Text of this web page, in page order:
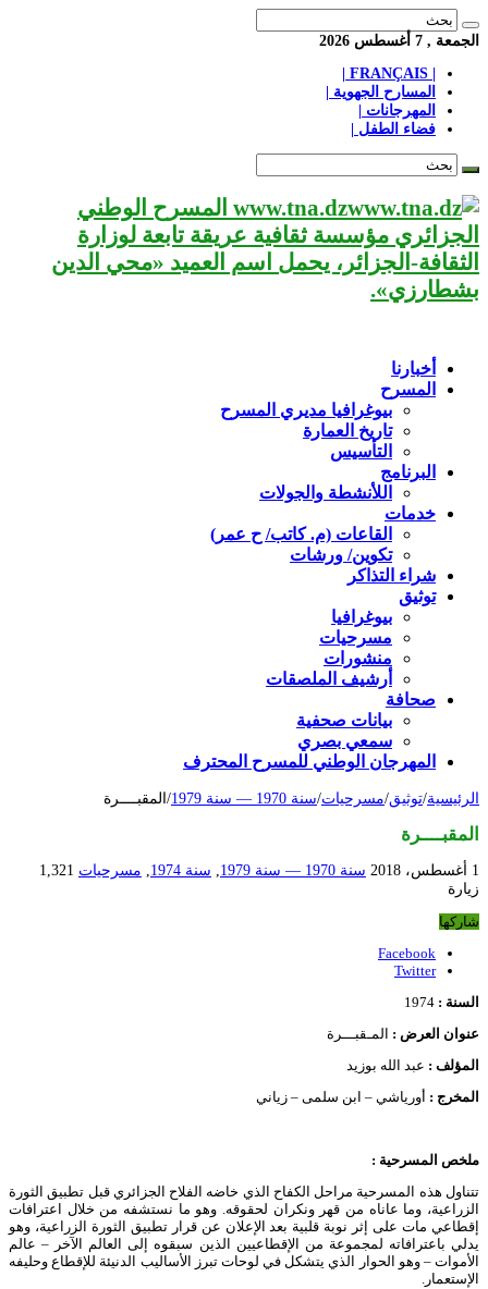
الجمعة , 7 أغسطس 2026
المسارح الجهوية |
المهرجانات |
فضاء الطفل |
www.tna.dz المسرح الوطني
الجزائري مؤسسة ثقافية عريقة تابعة لوزارة
الثقافة-الجزائر، يحمل اسم العميد «محي الدين
بشطارزي».
أخبارنا
المسرح
بيوغرافيا مديري المسرح
تاريخ العمارة
التأسيس
البرنامج
اللأنشطة والجولات
خدمات
القاعات (م. كاتب/ ح عمر)
تكوين/ ورشات
شراء التذاكر
توثيق
بيوغرافيا
مسرحيات
منشورات
أرشيف الملصقات
صحافة
بيانات صحفية
سمعي بصري
المهرجان الوطني للمسرح المحترف
الرئيسية/توثيق/مسرحيات/سنة 1970 — سنة 1979 / المقبــــرة
المقبــــرة
1 أغسطس، 2018 سنة 1970 — سنة 1979 , سنة 1974 , مسرحيات 1,321
زيارة
شاركها
Facebook
Twitter
السنة :
عنوان العرض : المـقبـــرة
المؤلف : عبد الله بوزيد
المخرج : أورياشي – ابن سلمى – زياني
ملخص المسرحية :
تتناول هذه المسرحية مراحل الكفاح الذي خاضه الفلاح الجزائري قبل تطبيق الثورة
الزراعية، وما عاناه من قهر ونكران لحقوقه. وهو ما نستشفه من خلال اعترافات
إقطاعي مات على إثر نوبة قلبية بعد الإعلان عن قرار تطبيق الثورة الزراعية، وهو
يدلي باعترافاته لمجموعة من الإقطاعيين الذين سبقوه إلى العالم الآخر – عالم
الأموات – وهو الحوار الذي يتشكل في لوحات تبرز الأساليب الدنيئة للإقطاع وحليفه
الإستعمار.